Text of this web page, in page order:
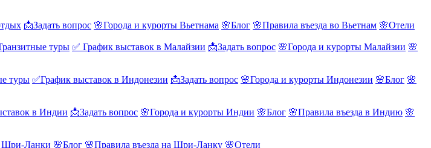
📩Задать вопрос 🌸Города и курорты Вьетнама 🌸Блог 🌸Правила въезда во Вьетнам 🌸Отели
туры ✅ График выставок в Малайзии 📩Задать вопрос 🌸Города и курорты Малайзии 🌸
туры ✅График выставок в Индонезии 📩Задать вопрос 🌸Города и курорты Индонезии 🌸Блог 🌸
в Индии 📩Задать вопрос 🌸Города и курорты Индии 🌸Блог 🌸Правила въезда в Индию 🌸
Шри-Ланки 🌸Блог 🌸Правила въезда на Шри-Ланку 🌸Отели